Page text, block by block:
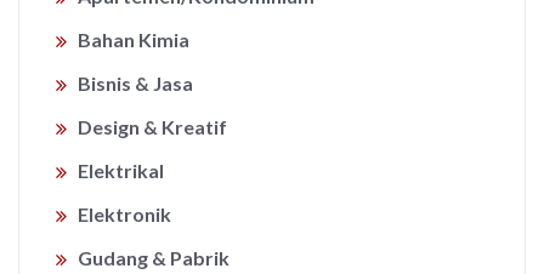
Bahan Kimia
Bisnis & Jasa
Design & Kreatif
Elektrikal
Elektronik
Gudang & Pabrik